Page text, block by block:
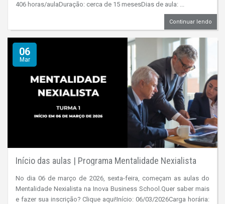
406 horas/aulaDuração: cerca de 15 mesesDias de aula: ...
Continuar lendo
06
Mar
Início das aulas | Programa Mentalidade Nexialista
No dia 06 de março de 2026, sexta-feira, começam as aulas do
Mentalidade Nexialista na Inova Business School.Quer saber mais
e fazer sua inscrição? Clique aqui!Início: 06/03/2026Carga horária: